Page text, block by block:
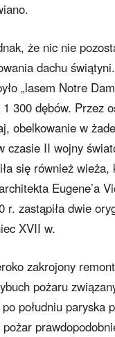
że nic nie
dachu
„lasem Notre
300 dębów. Przez
obelkowanie w
czasie II wojny
się również wieża,
Eugene’a
r. zastąpiła dwie
XVII w.
zakrojony
pożaru
południu paryska